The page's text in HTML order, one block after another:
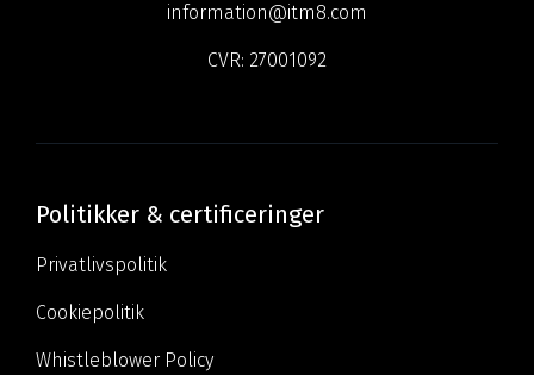
information@itm8.com
CVR: 27001092
Politikker & certificeringer
Privatlivspolitik
Cookiepolitik
Whistleblower Policy